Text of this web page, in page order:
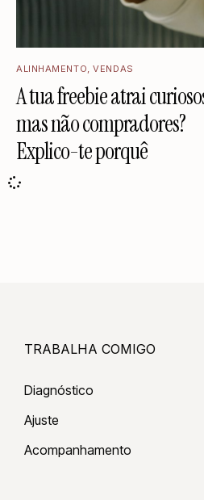
ALINHAMENTO,VENDAS
A tua freebie atrai
mas não compradores?
Explico-te porquê
TRABALHA COMIGO
Diagnóstico
Ajuste
Acompanhamento